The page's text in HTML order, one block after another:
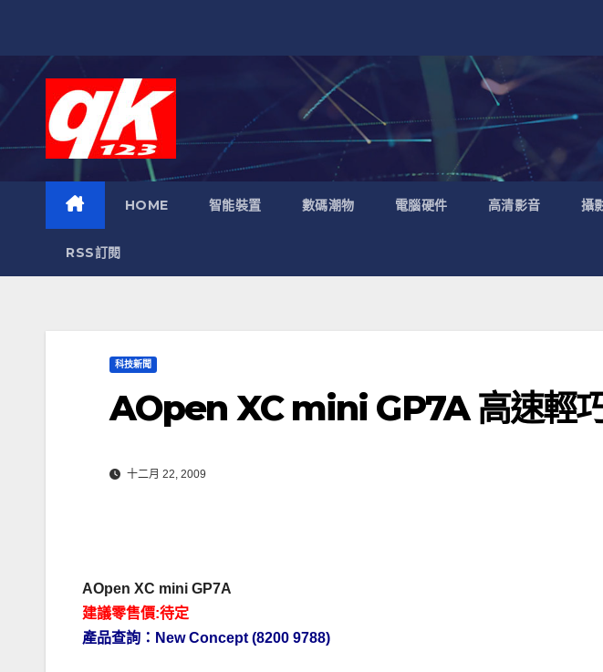
HOME 智能裝置 數碼潮物 電腦硬件 高清影音 攝
RSS訂閱
科技新聞
AOpen XC mini GP7A 高速輕
十二月 22, 2009
AOpen XC mini GP7A
建議零售價:待定
產品查詢：New Concept (8200 9788)